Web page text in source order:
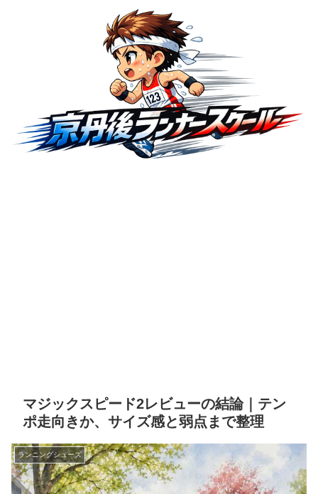
マジックスピード2レビューの結論｜テン
ポ走向きか、サイズ感と弱点まで整理
ランニングシューズ